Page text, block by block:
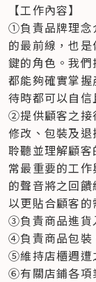
【工作內容】
①負責品牌理念
的最前線，也
鍵的角色。我
都能夠確實掌
待時都可以自信
②提供顧客之接
修改、包裝及退
聆聽並理解顧
常最重要的工
的聲音將之回
以更貼合顧客
③負責商品進貨
④負責商品包裝
⑤維持店櫃週遭
⑥有關店鋪各項